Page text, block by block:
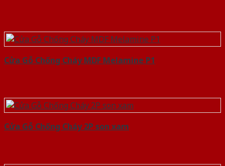
Cửa Gỗ Chống Cháy MDF Melamine P1
Cửa Gỗ Chống Cháy 2P son xam